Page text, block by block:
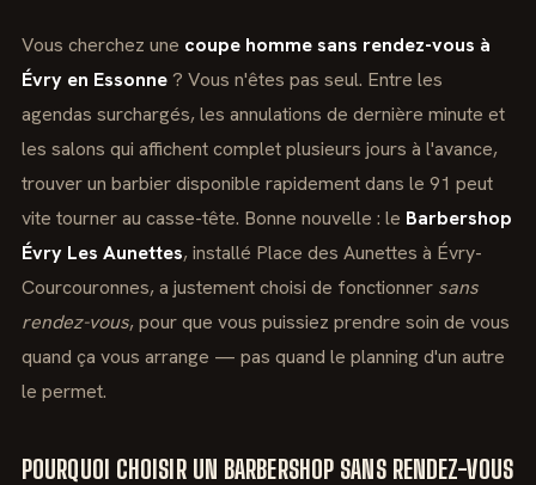
Vous cherchez une coupe homme sans rendez-vous à
Évry en Essonne? Vous n'êtes pas seul. Entre les
agendas surchargés, les annulations de dernière minute et
les salons qui affichent complet plusieurs jours à l'avance,
trouver un barbier disponible rapidement dans le 91 peut
vite tourner au casse-tête. Bonne nouvelle : le Barbershop
Évry Les Aunettes, installé Place des Aunettes à Évry-
Courcouronnes, a justement choisi de fonctionner sans
rendez-vous, pour que vous puissiez prendre soin de vous
quand ça vous arrange — pas quand le planning d'un autre
le permet.
POURQUOI CHOISIR UN BARBERSHOP SANS RENDEZ-VOUS